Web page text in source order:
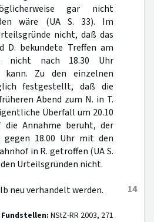
gar nicht
wäre (UA S. 33). Im
nicht, daß das
D. bekundete Treffen am
nicht nach 18.30 Uhr
kann. Zu den einzelnen
festgestellt, daß die
Abend zum N. in T.
Überfall um 20.10
die Annahme beruht, der
gegen 18.00 Uhr mit den
in R. getroffen (UA S.
Urteilsgründen nicht.
14
neu verhandelt werden.
NStZ-RR 2003, 271